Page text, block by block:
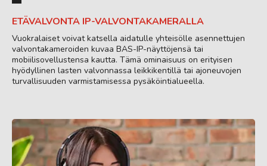
ETÄVALVONTA IP-VALVONTAKAMERALLA
Vuokralaiset voivat katsella aidatulle yhteisölle asennettujen
valvontakameroiden kuvaa BAS-IP-näyttöjensä tai
mobiilisovellustensa kautta. Tämä ominaisuus on erityisen
hyödyllinen lasten valvonnassa leikkikentillä tai ajoneuvojen
turvallisuuden varmistamisessa pysäköintialueella.